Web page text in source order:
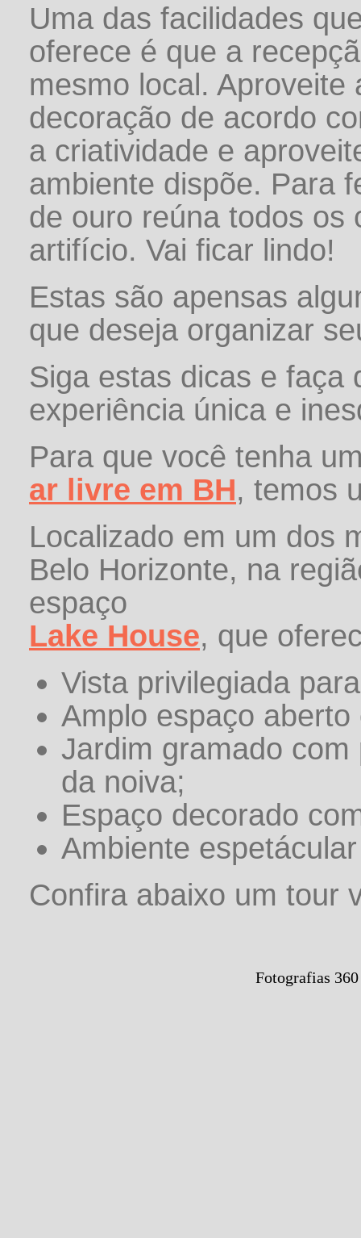
Uma das facilidades
oferece é que a
mesmo local.
decoração de acordo
a criatividade e
ambiente dispõe. Para
de ouro reúna todos os
artifício. Vai ficar lindo!
Estas são apensas
que deseja organizar
Siga estas dicas e faça
experiência única e
Para que você tenha
ar livre em BH, temos
Localizado em um dos
Belo Horizonte, na
espaço
Lake House, que
Vista privilegiada
Amplo espaço
Jardim gramado
da noiva;
Espaço decorado
Ambiente
Confira abaixo um tour